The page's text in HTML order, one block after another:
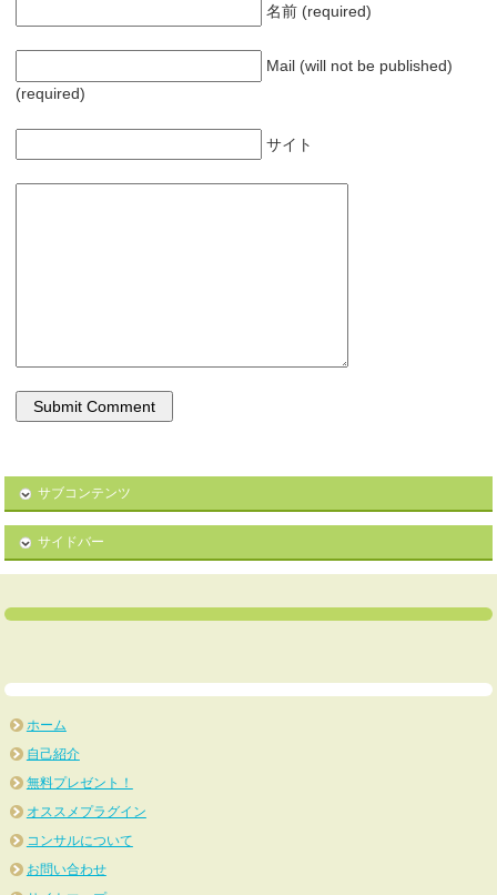
名前 (required)
Mail (will not be published)
(required)
サイト
サブコンテンツ
サイドバー
ホーム
自己紹介
無料プレゼント！
オススメプラグイン
コンサルについて
お問い合わせ